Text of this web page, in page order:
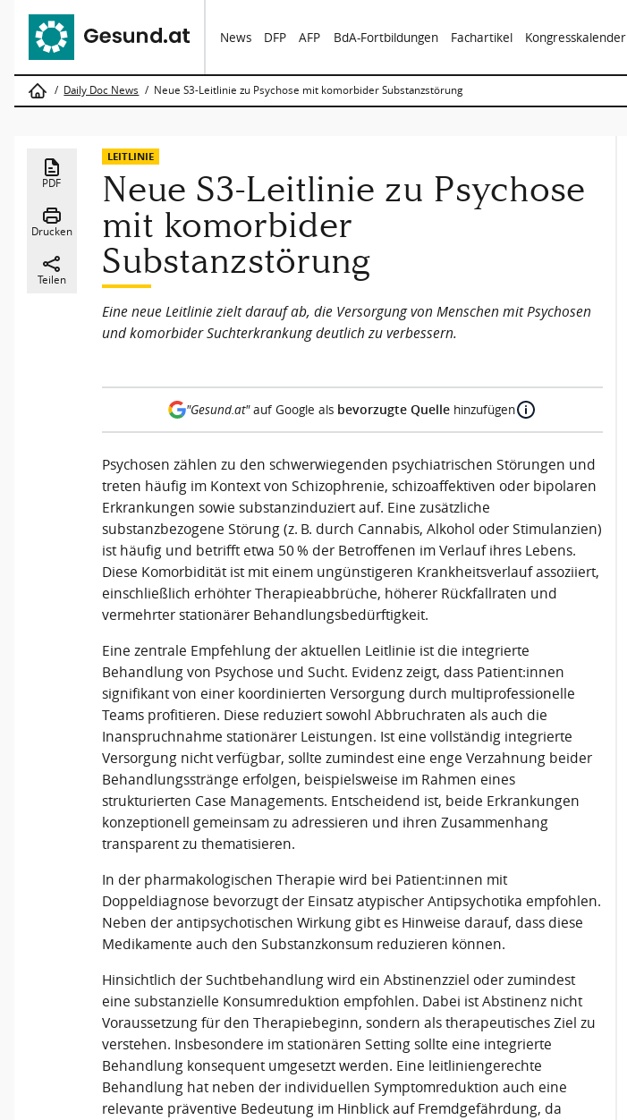
News DFP AFP BdA-Fortbildungen Fachartikel Kongresskalender
Daily Doc News Neue S3-Leitlinie zu Psychose mit komorbider Substanzstörung
PDF
Drucken
Teilen
LEITLINIE
Neue S3-Leitlinie zu Psychose
mit komorbider
Substanzstörung
Eine neue Leitlinie zielt darauf ab, die Versorgung von Menschen mit Psychosen
und komorbider Suchterkrankung deutlich zu verbessern.
"Gesund.at"auf Google als bevorzugte Quellehinzufügen
Psychosen zählen zu den schwerwiegenden psychiatrischen Störungen und
treten häufig im Kontext von Schizophrenie, schizoaffektiven oder bipolaren
Erkrankungen sowie substanzinduziert auf. Eine zusätzliche
substanzbezogene Störung (z. B. durch Cannabis, Alkohol oder Stimulanzien)
ist häufig und betrifft etwa 50 % der Betroffenen im Verlauf ihres Lebens.
Diese Komorbidität ist mit einem ungünstigeren Krankheitsverlauf assoziiert,
einschließlich erhöhter Therapieabbrüche, höherer Rückfallraten und
vermehrter stationärer Behandlungsbedürftigkeit.
Eine zentrale Empfehlung der aktuellen Leitlinie ist die integrierte
Behandlung von Psychose und Sucht. Evidenz zeigt, dass Patient:innen
signifikant von einer koordinierten Versorgung durch multiprofessionelle
Teams profitieren. Diese reduziert sowohl Abbruchraten als auch die
Inanspruchnahme stationärer Leistungen. Ist eine vollständig integrierte
Versorgung nicht verfügbar, sollte zumindest eine enge Verzahnung beider
Behandlungsstränge erfolgen, beispielsweise im Rahmen eines
strukturierten Case Managements. Entscheidend ist, beide Erkrankungen
konzeptionell gemeinsam zu adressieren und ihren Zusammenhang
transparent zu thematisieren.
In der pharmakologischen Therapie wird bei Patient:innen mit
Doppeldiagnose bevorzugt der Einsatz atypischer Antipsychotika empfohlen.
Neben der antipsychotischen Wirkung gibt es Hinweise darauf, dass diese
Medikamente auch den Substanzkonsum reduzieren können.
Hinsichtlich der Suchtbehandlung wird ein Abstinenzziel oder zumindest
eine substanzielle Konsumreduktion empfohlen. Dabei ist Abstinenz nicht
Voraussetzung für den Therapiebeginn, sondern als therapeutisches Ziel zu
verstehen. Insbesondere im stationären Setting sollte eine integrierte
Behandlung konsequent umgesetzt werden. Eine leitliniengerechte
Behandlung hat neben der individuellen Symptomreduktion auch eine
relevante präventive Bedeutung im Hinblick auf Fremdgefährdung, da